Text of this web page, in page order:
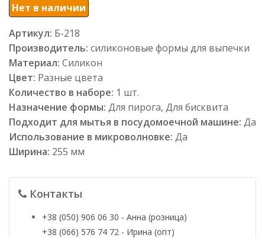
Нет в наличии
Артикул: Б-218
Производитель: силиконовые формы для выпечки
Материал: Силикон
Цвет: Разные цвета
Количество в наборе: 1 шт.
Назначение формы: Для пирога, Для бисквита
Подходит для мытья в посудомоечной машине: Да
Использование в микроволновке: Да
Ширина: 255 мм
Контакты
+38 (050) 906 06 30 - Анна (розница)
+38 (066) 576 74 72 - Ирина (опт)